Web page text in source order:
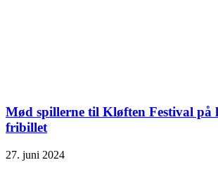
Mød spillerne til Kløften Festival på
fribillet
27. juni 2024